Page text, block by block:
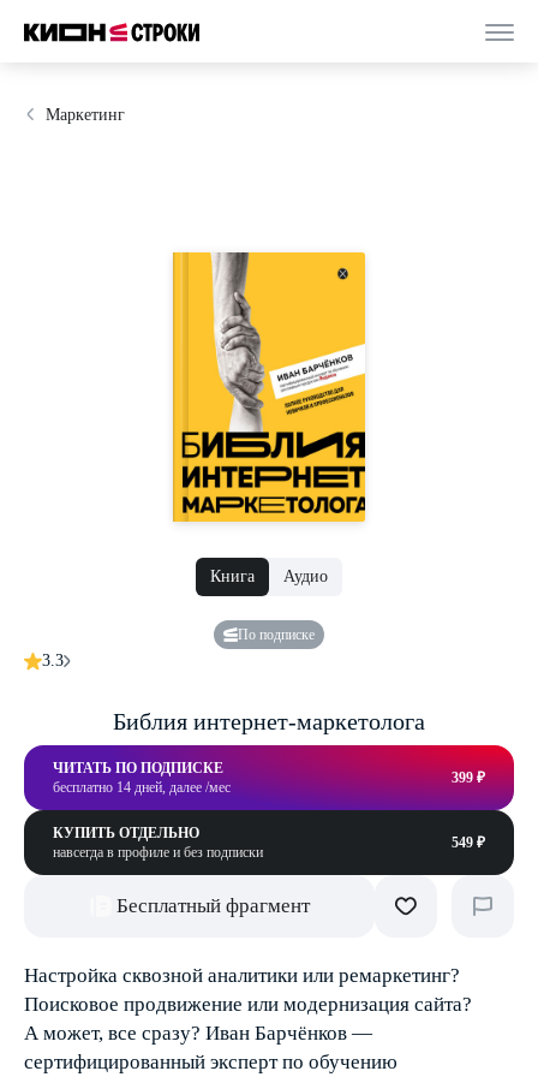
Маркетинг
Книга Аудио
По подписке
3.3
Библия интернет-маркетолога
ЧИТАТЬ ПО ПОДПИСКЕ
бесплатно 14 дней, далее /мес
399 ₽
КУПИТЬ ОТДЕЛЬНО
навсегда в профиле и без подписки
549 ₽
Бесплатный фрагмент
Настройка сквозной аналитики или ремаркетинг?
Поисковое продвижение или модернизация сайта?
А может, все сразу? Иван Барчёнков —
сертифицированный эксперт по обучению